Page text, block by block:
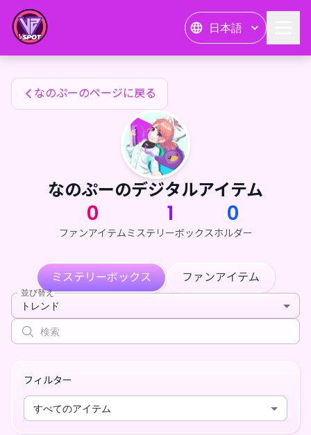
日本語
なのぷーのファンアイテム
なのぷーのページに戻る
なのぷーのデジタルアイテム
0
ファンアイテム
1
ミステリーボックス
0
ホルダー
ミステリーボックス ファンアイテム
並び替え
トレンド
フィルター
すべてのアイテム
なのぷーのファンアイテム — 24karat